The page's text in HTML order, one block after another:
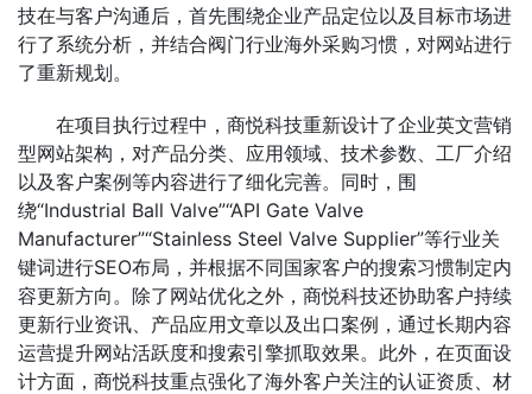
技在与客户沟通后，首先围绕企业产品定位以及目标市场进
行了系统分析，并结合阀门行业海外采购习惯，对网站进行
了重新规划。
在项目执行过程中，商悦科技重新设计了企业英文营销
型网站架构，对产品分类、应用领域、技术参数、工厂介绍
以及客户案例等内容进行了细化完善。同时，围
绕“Industrial Ball Valve”“API Gate Valve
Manufacturer”“Stainless Steel Valve Supplier”等行业关
键词进行SEO布局，并根据不同国家客户的搜索习惯制定内
容更新方向。除了网站优化之外，商悦科技还协助客户持续
更新行业资讯、产品应用文章以及出口案例，通过长期内容
运营提升网站活跃度和搜索引擎抓取效果。此外，在页面设
计方面，商悦科技重点强化了海外客户关注的认证资质、材